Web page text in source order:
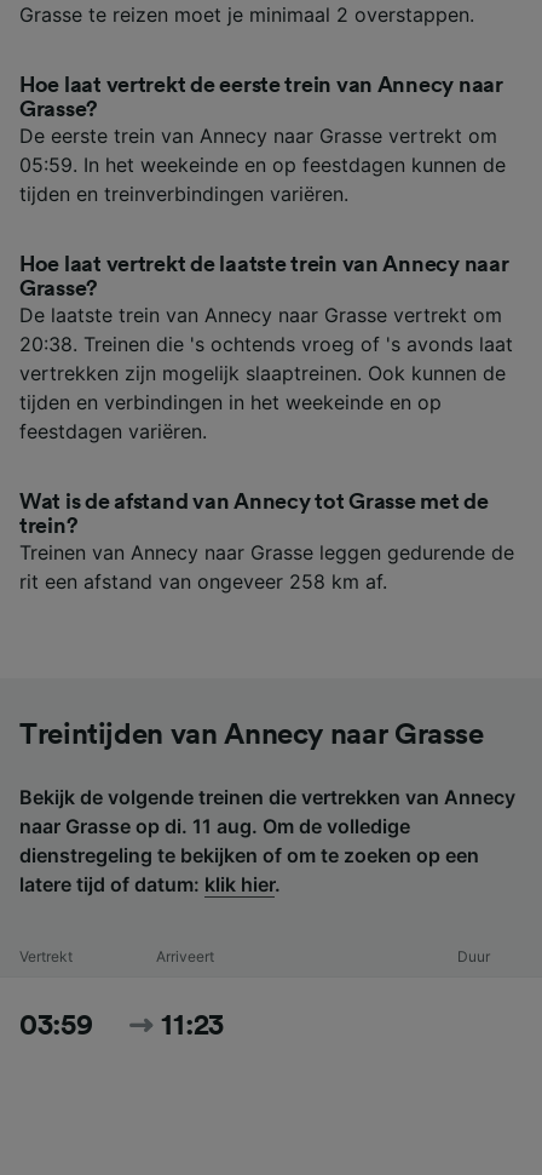
Grasse te reizen moet je minimaal 2 overstappen.
Hoe laat vertrekt de eerste trein van Annecy naar
Grasse?
De eerste trein van Annecy naar Grasse vertrekt om
05:59. In het weekeinde en op feestdagen kunnen de
tijden en treinverbindingen variëren.
Hoe laat vertrekt de laatste trein van Annecy naar
Grasse?
De laatste trein van Annecy naar Grasse vertrekt om
20:38. Treinen die 's ochtends vroeg of 's avonds laat
vertrekken zijn mogelijk slaaptreinen. Ook kunnen de
tijden en verbindingen in het weekeinde en op
feestdagen variëren.
Wat is de afstand van Annecy tot Grasse met de
trein?
Treinen van Annecy naar Grasse leggen gedurende de
rit een afstand van ongeveer 258 km af.
Treintijden van Annecy naar Grasse
Bekijk de volgende treinen die vertrekken van Annecy
naar Grasse op di. 11 aug. Om de volledige
dienstregeling te bekijken of om te zoeken op een
latere tijd of datum: klik hier.
Vertrekt Arriveert Duur
03:59 11:23